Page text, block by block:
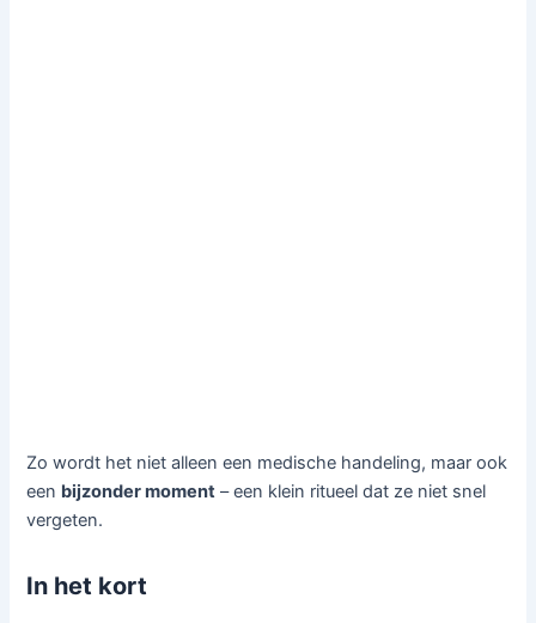
Zo wordt het niet alleen een medische handeling, maar ook
een bijzonder moment – een klein ritueel dat ze niet snel
vergeten.
In het kort